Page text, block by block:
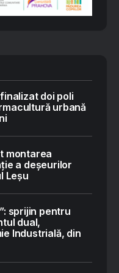
doi poli
urbană
montarea
a deșeurilor
Leșu
sprijin pentru
dual,
Industrială, din